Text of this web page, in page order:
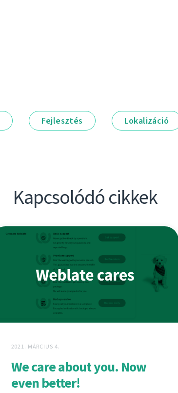
Fejlesztés Lokalizáció
Kapcsolódó cikkek
2021. MÁRCIUS 4.
We care about you. Now
even better!